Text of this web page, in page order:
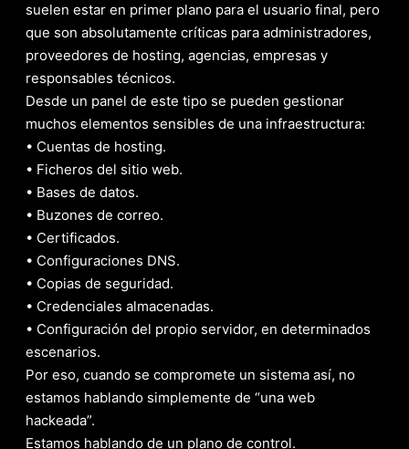
suelen estar en primer plano para el usuario final, pero
que son absolutamente críticas para administradores,
proveedores de hosting, agencias, empresas y
responsables técnicos.
Desde un panel de este tipo se pueden gestionar
muchos elementos sensibles de una infraestructura:
• Cuentas de hosting.
• Ficheros del sitio web.
• Bases de datos.
• Buzones de correo.
• Certificados.
• Configuraciones DNS.
• Copias de seguridad.
• Credenciales almacenadas.
• Configuración del propio servidor, en determinados
escenarios.
Por eso, cuando se compromete un sistema así, no
estamos hablando simplemente de “una web
hackeada”.
Estamos hablando de un plano de control.